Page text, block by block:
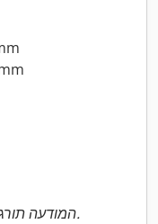
המודעה תורגמה אוטומטית. ייתכנו שגיאות בתרגום.